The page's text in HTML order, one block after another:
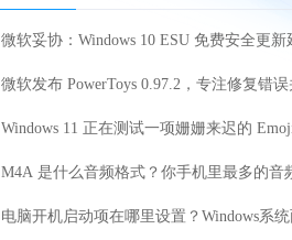
微软妥协：Windows 10 ESU 免费安全更新
微软发布 PowerToys 0.97.2，专注修复错
Windows 11 正在测试一项姗姗来迟的
M4A 是什么音频格式？你手机里最多的音
电脑开机启动项在哪里设置？Windows系